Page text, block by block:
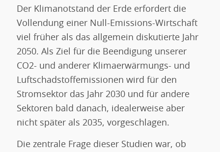
Der Klimanotstand der Erde erfordert die
Vollendung einer Null-Emissions-Wirtschaft
viel früher als das allgemein diskutierte Jahr
2050. Als Ziel für die Beendigung unserer
CO2- und anderer Klimaerwärmungs- und
Luftschadstoffemissionen wird für den
Stromsektor das Jahr 2030 und für andere
Sektoren bald danach, idealerweise aber
nicht später als 2035, vorgeschlagen.
Die zentrale Frage dieser Studien war, ob